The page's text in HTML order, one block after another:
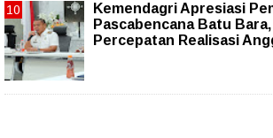
Kemendagri Apresiasi
Pascabencana Batu
Percepatan Realisasi